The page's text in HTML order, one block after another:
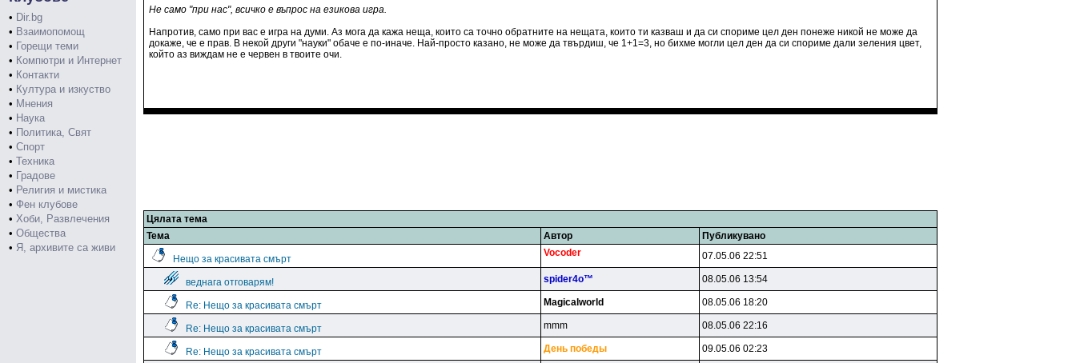
• Dir.bg
• Взаимопомощ
• Горещи теми
• Компютри и Интернет
• Контакти
• Култура и изкуство
• Мнения
• Наука
• Политика, Свят
• Спорт
• Техника
• Градове
• Религия и мистика
• Фен клубове
• Хоби, Развлечения
• Общества
• Я, архивите са живи
Не само "при нас", всичко е въпрос на езикова игра.
Напротив, само при вас е игра на думи. Аз мога да кажа неща, които са точно обратните на нещата, които ти казваш и да си спориме цел ден понеже никой не може да
докаже, че е прав. В некой други "науки" обаче е по-иначе. Най-просто казано, не може да твърдиш, че 1+1=3, но бихме могли цел ден да си спориме дали зеления цвет,
който аз виждам не е червен в твоите очи.
Цялата тема
Тема
Автор Публикувано
Нещо за красивата смърт
Vocoder 07.05.06 22:51
веднага отговарям! spider4o™ 08.05.06 13:54
Re: Нещо за красивата смърт Magicalworld 08.05.06 18:20
Re: Нещо за красивата смърт mmm 08.05.06 22:16
Re: Нещо за красивата смърт Дeнь пoбeды 09.05.06 02:23